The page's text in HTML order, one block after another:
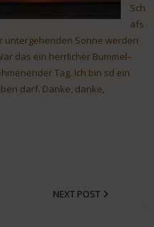
Sch
afs
untergehenden Sonne werden
das ein herrlicher Bummel–
Tag. Ich bin sd ein
darf. Danke, danke,
NEXT POST